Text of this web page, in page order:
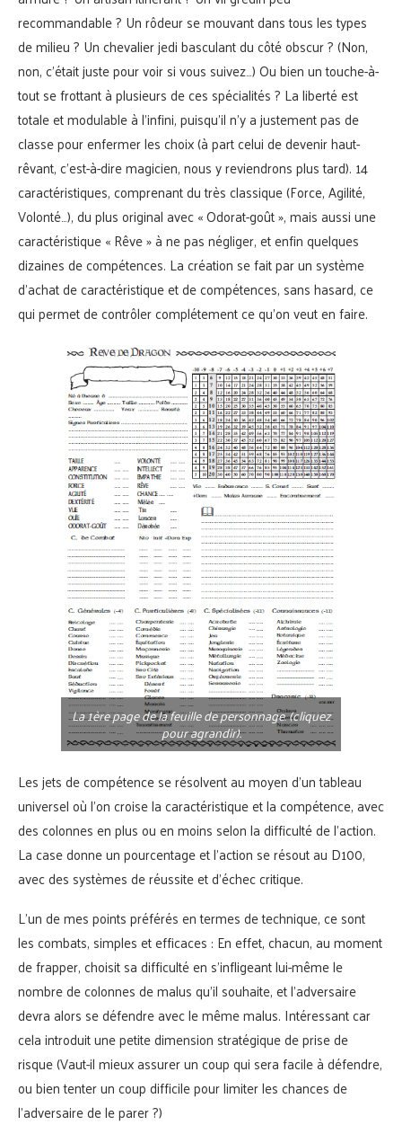
recommandable ? Un rôdeur se mouvant dans tous les types
de milieu ? Un chevalier jedi basculant du côté obscur ? (Non,
non, c’était juste pour voir si vous suivez…) Ou bien un touche-à-
tout se frottant à plusieurs de ces spécialités ? La liberté est
totale et modulable à l’infini, puisqu’il n’y a justement pas de
classe pour enfermer les choix (à part celui de devenir haut-
rêvant, c’est-à-dire magicien, nous y reviendrons plus tard). 14
caractéristiques, comprenant du très classique (Force, Agilité,
Volonté…), du plus original avec « Odorat-goût », mais aussi une
caractéristique « Rêve » à ne pas négliger, et enfin quelques
dizaines de compétences. La création se fait par un système
d’achat de caractéristique et de compétences, sans hasard, ce
qui permet de contrôler complétement ce qu’on veut en faire.
La 1ère page de la feuille de personnage. (cliquez
pour agrandir).
Les jets de compétence se résolvent au moyen d’un tableau
universel où l’on croise la caractéristique et la compétence, avec
des colonnes en plus ou en moins selon la difficulté de l’action.
La case donne un pourcentage et l’action se résout au D100,
avec des systèmes de réussite et d’échec critique.
L’un de mes points préférés en termes de technique, ce sont
les combats, simples et efficaces : En effet, chacun, au moment
de frapper, choisit sa difficulté en s’infligeant lui-même le
nombre de colonnes de malus qu’il souhaite, et l’adversaire
devra alors se défendre avec le même malus. Intéressant car
cela introduit une petite dimension stratégique de prise de
risque (Vaut-il mieux assurer un coup qui sera facile à défendre,
ou bien tenter un coup difficile pour limiter les chances de
l’adversaire de le parer ?)